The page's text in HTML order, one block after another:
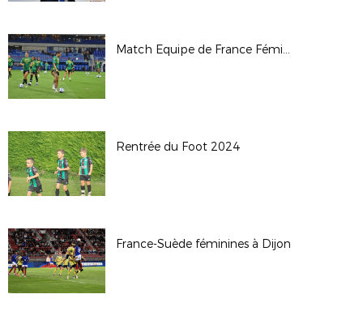
Match Equipe de France Féminine vs Jamaïque - Sochaux - 25/10/24
Rentrée du Foot 2024
France-Suède féminines à Dijon